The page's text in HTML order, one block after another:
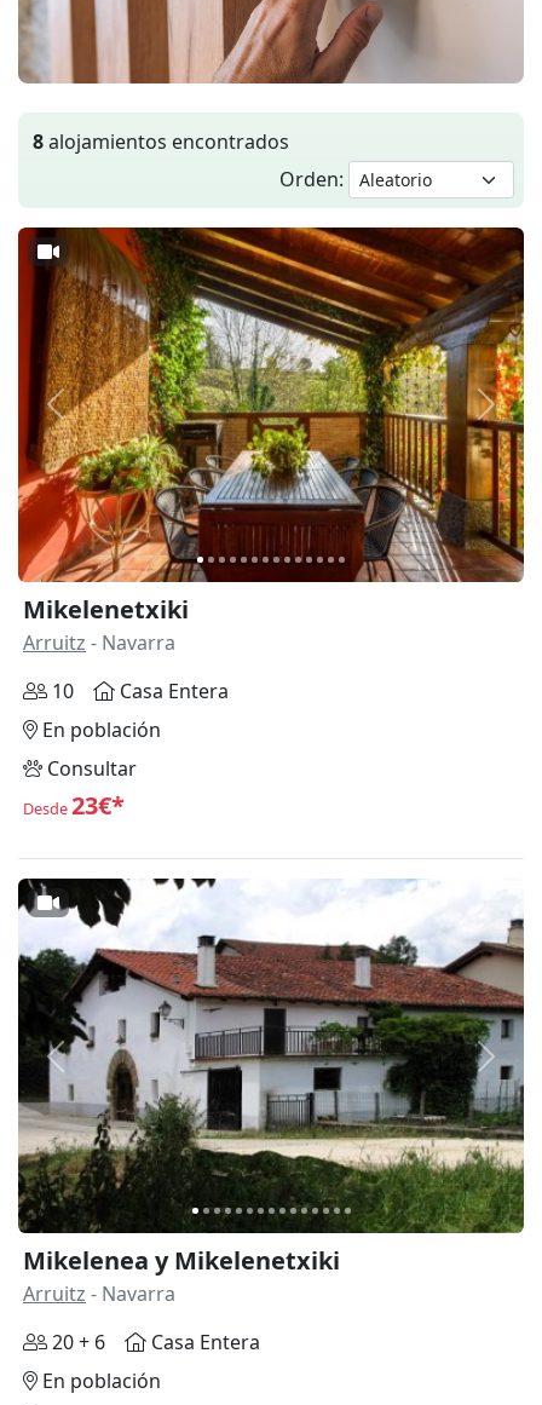
8alojamientos encontrados
Orden:
Anterior
Mikelenetxiki
Arruitz - Navarra
10
Casa Entera
En población
Consultar
Desde23€*
Anterior
Mikelenea y Mikelenetxiki
Arruitz - Navarra
20 + 6
Casa Entera
En población